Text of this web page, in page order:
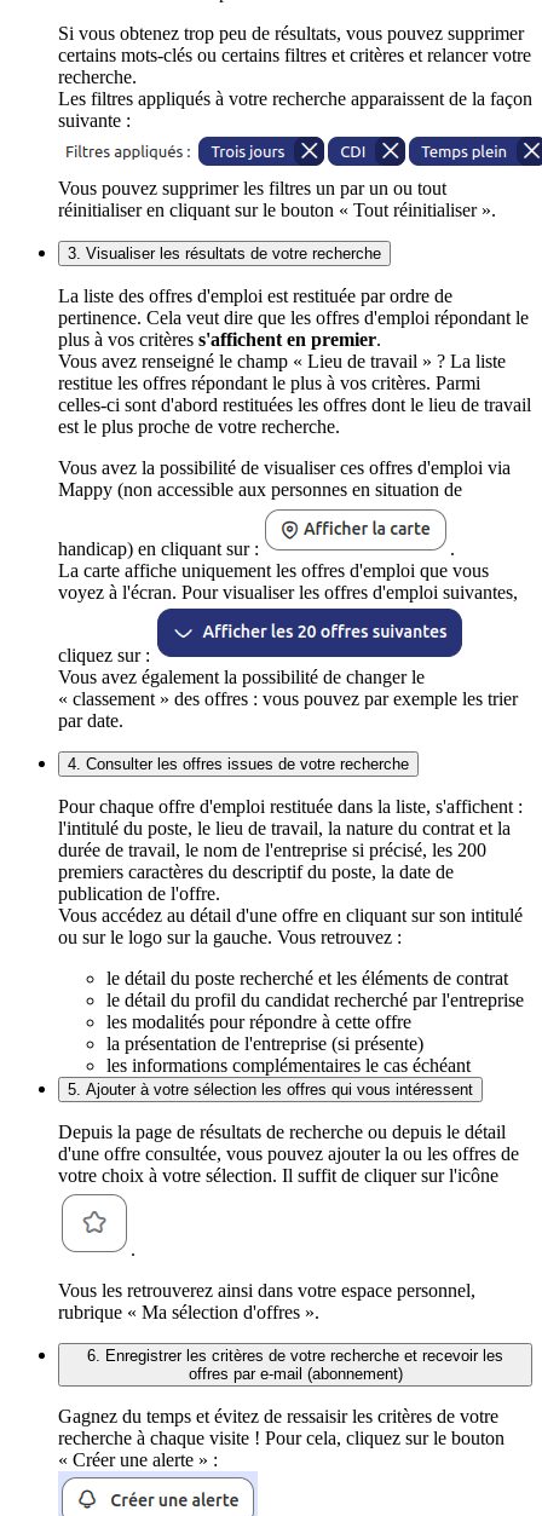
Si vous obtenez trop peu de résultats, vous pouvez supprimer
certains mots-clés ou certains filtres et critères et relancer votre
recherche.
Les filtres appliqués à votre recherche apparaissent de la façon
suivante :
Vous pouvez supprimer les filtres un par un ou tout
réinitialiser en cliquant sur le bouton « Tout réinitialiser ».
3. Visualiser les résultats de votre recherche
La liste des offres d'emploi est restituée par ordre de
pertinence. Cela veut dire que les offres d'emploi répondant le
plus à vos critères s'affichent en premier.
Vous avez renseigné le champ « Lieu de travail » ? La liste
restitue les offres répondant le plus à vos critères. Parmi
celles-ci sont d'abord restituées les offres dont le lieu de travail
est le plus proche de votre recherche.
Vous avez la possibilité de visualiser ces offres d'emploi via
Mappy (non accessible aux personnes en situation de
handicap) en cliquant sur :
.
La carte affiche uniquement les offres d'emploi que vous
voyez à l'écran. Pour visualiser les offres d'emploi suivantes,
cliquez sur :
Vous avez également la possibilité de changer le
« classement » des offres : vous pouvez par exemple les trier
par date.
4. Consulter les offres issues de votre recherche
Pour chaque offre d'emploi restituée dans la liste, s'affichent :
l'intitulé du poste, le lieu de travail, la nature du contrat et la
durée de travail, le nom de l'entreprise si précisé, les 200
premiers caractères du descriptif du poste, la date de
publication de l'offre.
Vous accédez au détail d'une offre en cliquant sur son intitulé
ou sur le logo sur la gauche. Vous retrouvez :
le détail du poste recherché et les éléments de contrat
le détail du profil du candidat recherché par l'entreprise
les modalités pour répondre à cette offre
la présentation de l'entreprise (si présente)
les informations complémentaires le cas échéant
5. Ajouter à votre sélection les offres qui vous intéressent
Depuis la page de résultats de recherche ou depuis le détail
d'une offre consultée, vous pouvez ajouter la ou les offres de
votre choix à votre sélection. Il suffit de cliquer sur l'icône
.
Vous les retrouverez ainsi dans votre espace personnel,
rubrique « Ma sélection d'offres ».
6. Enregistrer les critères de votre recherche et recevoir les
offres par e-mail (abonnement)
Gagnez du temps et évitez de ressaisir les critères de votre
recherche à chaque visite ! Pour cela, cliquez sur le bouton
« Créer une alerte » :